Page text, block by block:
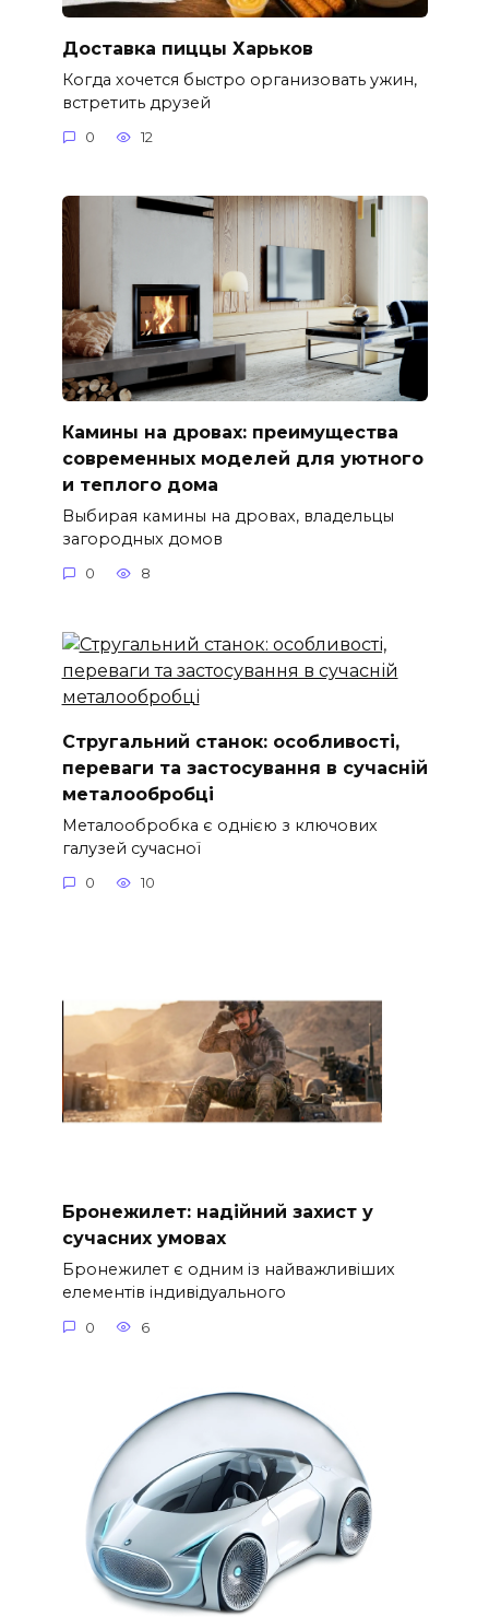
Доставка пиццы Харьков
Когда хочется быстро организовать ужин,
встретить друзей
0 12
Камины на дровах: преимущества
современных моделей для уютного
и теплого дома
Выбирая камины на дровах, владельцы
загородных домов
0 8
Стругальний станок: особливості,
переваги та застосування в сучасній
металообробці
Металообробка є однією з ключових
галузей сучасної
0 10
Бронежилет: надійний захист у
сучасних умовах
Бронежилет є одним із найважливіших
елементів індивідуального
0 6